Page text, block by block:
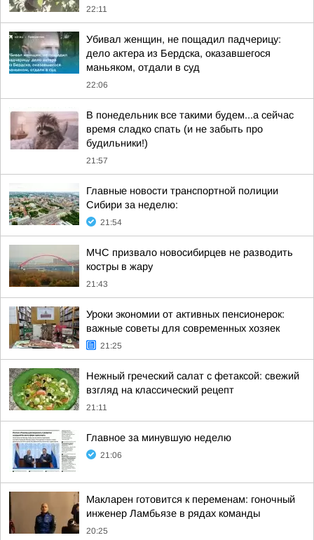
22:11
Убивал женщин, не пощадил падчерицу:
дело актера из Бердска, оказавшегося
маньяком, отдали в суд
22:06
В понедельник все такими будем...а сейчас
время сладко спать (и не забыть про
будильники!)
21:57
Главные новости транспортной полиции
Сибири за неделю:
21:54
МЧС призвало новосибирцев не разводить
костры в жару
21:43
Уроки экономии от активных пенсионерок:
важные советы для современных хозяек
21:25
Нежный греческий салат с фетаксой: свежий
взгляд на классический рецепт
21:11
Главное за минувшую неделю
21:06
Макларен готовится к переменам: гоночный
инженер Ламбьязе в рядах команды
20:25